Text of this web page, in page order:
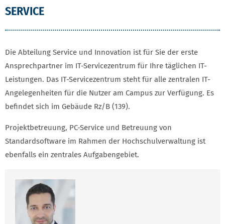
SERVICE
Die Abteilung Service und Innovation ist für Sie der erste
Ansprechpartner im IT-Servicezentrum für Ihre täglichen IT-
Leistungen. Das IT-Servicezentrum steht für alle zentralen IT-
Angelegenheiten für die Nutzer am Campus zur Verfügung. Es
befindet sich im Gebäude Rz/B (139).
Projektbetreuung, PC-Service und Betreuung von
Standardsoftware im Rahmen der Hochschulverwaltung ist
ebenfalls ein zentrales Aufgabengebiet.